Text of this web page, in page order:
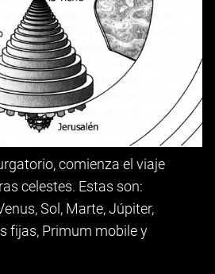
comienza el viaje
celestes. Estas son:
Sol, Marte, Júpiter,
fijas, Primum mobile y